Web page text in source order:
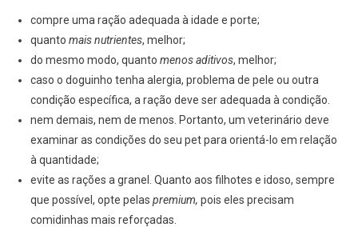
compre uma ração adequada à idade e porte;
quanto mais nutrientes, melhor;
do mesmo modo, quanto menos aditivos, melhor;
caso o doguinho tenha alergia, problema de pele ou outra
condição específica, a ração deve ser adequada à condição.
nem demais, nem de menos. Portanto, um veterinário deve
examinar as condições do seu pet para orientá-lo em relação
à quantidade;
evite as rações a granel. Quanto aos filhotes e idoso, sempre
que possível, opte pelas premium, pois eles precisam
comidinhas mais reforçadas.